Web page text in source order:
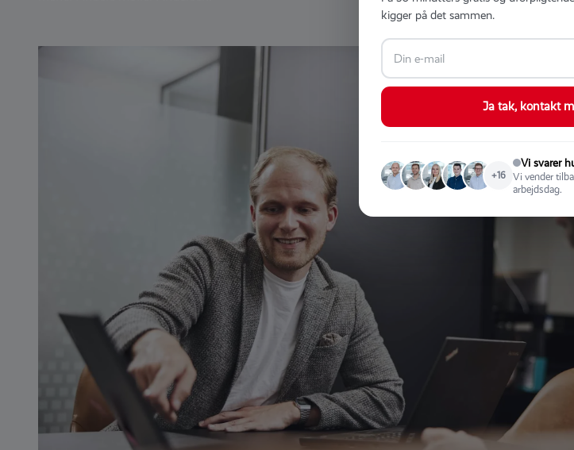
kigger på det sammen.
Ja tak, kontakt
+16
Vi svarer
Vi vender
arbejdsdag.